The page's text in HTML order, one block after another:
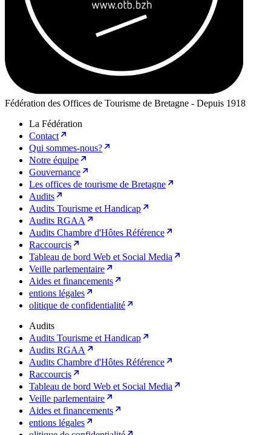
Fédération des Offices de Tourisme de Bretagne - Depuis 1918
La Fédération
Contact
Qui sommes-nous?
Notre équipe
Gouvernance
Les offices de tourisme de Bretagne
Audits
Audits Tourisme et Handicap
Audits RGAA
Audits Chambre d'Hôtes Référence
Raccourcis
Tableau de bord Web et Social Media
Veille parlementaire
Aides et financements
entions légales
olitique de confidentialité
Audits
Audits Tourisme et Handicap
Audits RGAA
Audits Chambre d'Hôtes Référence
Raccourcis
Tableau de bord Web et Social Media
Veille parlementaire
Aides et financements
entions légales